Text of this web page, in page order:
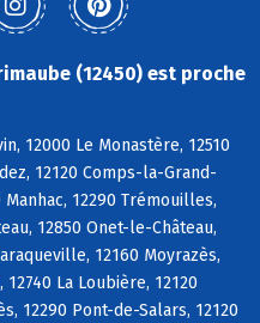
(12450) est proche
12000 Le Monastère, 12510
12120 Comps-la-Grand-
12290 Trémouilles,
12850 Onet-le-Château,
12160 Moyrazès,
La Loubière, 12120
12290 Pont-de-Salars, 12120